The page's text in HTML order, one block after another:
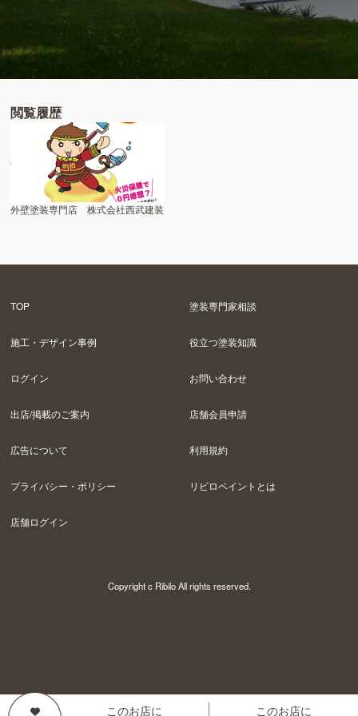
このお店に このお店に
閲覧履歴
外壁塗装専門店 株式会社西武建装
TOP 塗装専門家相談
施工・デザイン事例 役立つ塗装知識
ログイン お問い合わせ
出店/掲載のご案内 店舗会員申請
広告について 利用規約
プライバシー・ポリシー リビロペイントとは
店舗ログイン
Copyright c Ribilo All rights reserved.